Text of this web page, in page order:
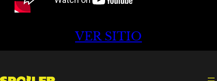
VER SITIO